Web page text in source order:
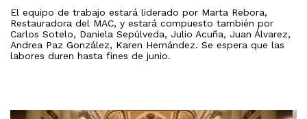
El equipo de trabajo estará liderado por Marta Rebora,
Restauradora del MAC, y estará compuesto también por
Carlos Sotelo, Daniela Sepúlveda, Julio Acuña, Juan Álvarez,
Andrea Paz González, Karen Hernández. Se espera que las
labores duren hasta fines de junio.